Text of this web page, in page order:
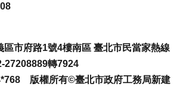
區市府路1號4樓南區 臺北市民當家熱線
27208889轉7924
版權所有©臺北市政府工務局新建